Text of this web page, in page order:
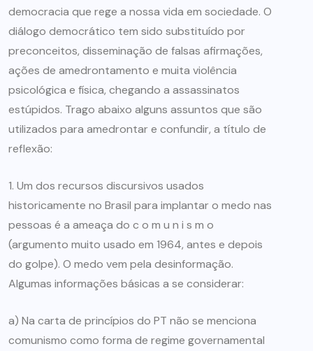
democracia que rege a nossa vida em sociedade. O
diálogo democrático tem sido substituído por
preconceitos, disseminação de falsas afirmações,
ações de amedrontamento e muita violência
psicológica e física, chegando a assassinatos
estúpidos. Trago abaixo alguns assuntos que são
utilizados para amedrontar e confundir, a título de
reflexão:
1. Um dos recursos discursivos usados
historicamente no Brasil para implantar o medo nas
pessoas é a ameaça do c o m u n i s m o
(argumento muito usado em 1964, antes e depois
do golpe). O medo vem pela desinformação.
Algumas informações básicas a se considerar:
a) Na carta de princípios do PT não se menciona
comunismo como forma de regime governamental